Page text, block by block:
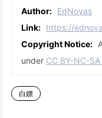
Author: EdNovas
Link: https://
Copyright Notice:
under CC BY-NC-
白嫖